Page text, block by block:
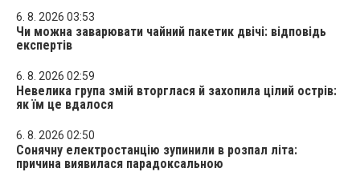
6. 8. 2026 03:53
Чи можна заварювати чайний пакетик двічі: відповідь
експертів
6. 8. 2026 02:59
Невелика група змій вторглася й захопила цілий острів:
як їм це вдалося
6. 8. 2026 02:50
Сонячну електростанцію зупинили в розпал літа:
причина виявилася парадоксальною